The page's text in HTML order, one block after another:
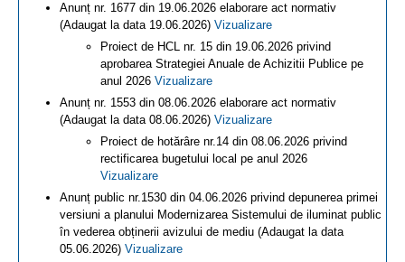
Anunț nr. 1677 din 19.06.2026 elaborare act normativ
(Adaugat la data 19.06.2026) Vizualizare
Proiect de HCL nr. 15 din 19.06.2026 privind
aprobarea Strategiei Anuale de Achizitii Publice pe
anul 2026 Vizualizare
Anunț nr. 1553 din 08.06.2026 elaborare act normativ
(Adaugat la data 08.06.2026) Vizualizare
Proiect de hotărâre nr.14 din 08.06.2026 privind
rectificarea bugetului local pe anul 2026
Vizualizare
Anunț public nr.1530 din 04.06.2026 privind depunerea primei
versiuni a planului Modernizarea Sistemului de iluminat public
în vederea obținerii avizului de mediu (Adaugat la data
05.06.2026) Vizualizare